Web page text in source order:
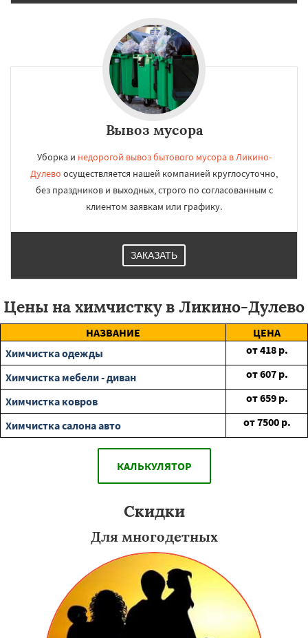
Вывоз мусора
Уборка и недорогой вывоз бытового мусора в Ликино-
Дулево осуществляется нашей компанией круглосуточно,
без праздников и выходных, строго по согласованным с
клиентом заявкам или графику.
ЗАКАЗАТЬ
Цены на химчистку в Ликино-Дулево
НАЗВАНИЕ
ЦЕНА
Химчистка одежды
от418 р.
Химчистка мебели - диван
от607 р.
Химчистка ковров
от659 р.
Химчистка салона авто
от7500 р.
КАЛЬКУЛЯТОР
Скидки
Для многодетных